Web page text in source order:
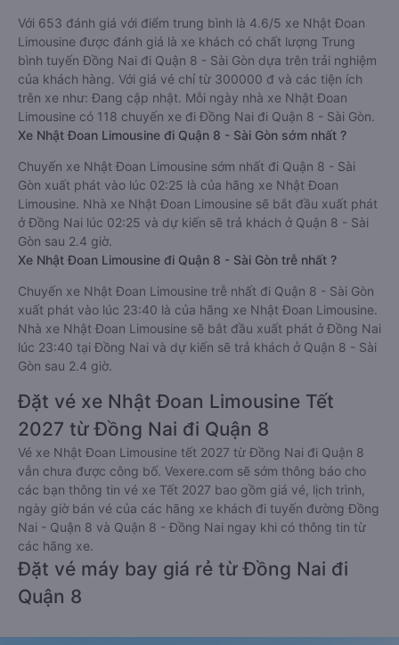
Với 653 đánh giá với điểm trung bình là 4.6/5 xe Nhật Đoan
Limousine được đánh giá là xe khách có chất lượng Trung
bình tuyến Đồng Nai đi Quận 8 - Sài Gòn dựa trên trải nghiệm
của khách hàng. Với giá vé chỉ từ 300000 đ và các tiện ích
trên xe như: Đang cập nhật. Mỗi ngày nhà xe Nhật Đoan
Limousine có 118 chuyến xe đi Đồng Nai đi Quận 8 - Sài Gòn.
Xe Nhật Đoan Limousine đi Quận 8 - Sài Gòn sớm nhất ?
Chuyến xe Nhật Đoan Limousine sớm nhất đi Quận 8 - Sài
Gòn xuất phát vào lúc 02:25 là của hãng xe Nhật Đoan
Limousine. Nhà xe Nhật Đoan Limousine sẽ bắt đầu xuất phát
ở Đồng Nai lúc 02:25 và dự kiến sẽ trả khách ở Quận 8 - Sài
Gòn sau 2.4 giờ.
Xe Nhật Đoan Limousine đi Quận 8 - Sài Gòn trễ nhất ?
Chuyến xe Nhật Đoan Limousine trễ nhất đi Quận 8 - Sài Gòn
xuất phát vào lúc 23:40 là của hãng xe Nhật Đoan Limousine.
Nhà xe Nhật Đoan Limousine sẽ bắt đầu xuất phát ở Đồng Nai
lúc 23:40 tại Đồng Nai và dự kiến sẽ trả khách ở Quận 8 - Sài
Gòn sau 2.4 giờ.
Đặt vé xe Nhật Đoan Limousine Tết
2027 từ Đồng Nai đi Quận 8
Vé xe Nhật Đoan Limousine tết 2027 từ Đồng Nai đi Quận 8
vẫn chưa được công bố. Vexere.com sẽ sớm thông báo cho
các bạn thông tin vé xe Tết 2027 bao gồm giá vé, lịch trình,
ngày giờ bán vé của các hãng xe khách đi tuyến đường Đồng
Nai - Quận 8 và Quận 8 - Đồng Nai ngay khi có thông tin từ
các hãng xe.
Đặt vé máy bay giá rẻ từ Đồng Nai đi
Quận 8